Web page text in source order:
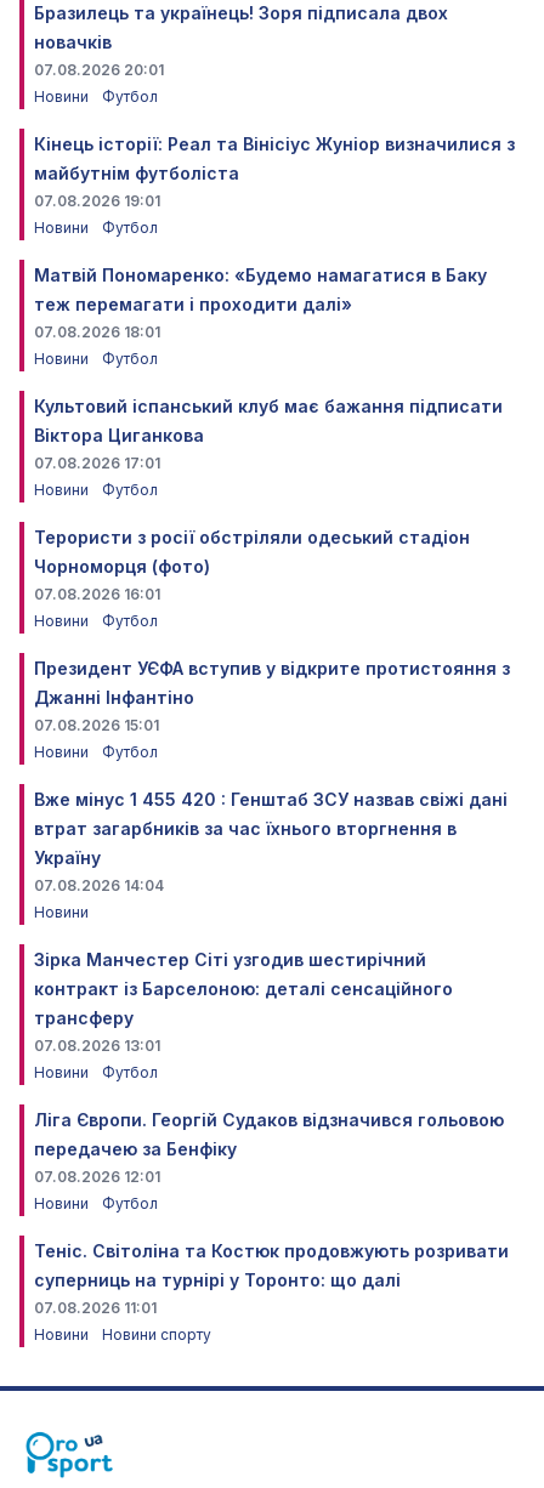
Бразилець та українець! Зоря підписала двох
новачків
07.08.2026 20:01
Новини
Футбол
Кінець історії: Реал та Вінісіус Жуніор визначилися з
майбутнім футболіста
07.08.2026 19:01
Новини
Футбол
Матвій Пономаренко: «Будемо намагатися в Баку
теж перемагати і проходити далі»
07.08.2026 18:01
Новини
Футбол
Культовий іспанський клуб має бажання підписати
Віктора Циганкова
07.08.2026 17:01
Новини
Футбол
Терористи з росії обстріляли одеський стадіон
Чорноморця (фото)
07.08.2026 16:01
Новини
Футбол
Президент УЄФА вступив у відкрите протистояння з
Джанні Інфантіно
07.08.2026 15:01
Новини
Футбол
Вже мінус 1 455 420 : Генштаб ЗСУ назвав свіжі дані
втрат загарбників за час їхнього вторгнення в
Україну
07.08.2026 14:04
Новини
Зірка Манчестер Сіті узгодив шестирічний
контракт із Барселоною: деталі сенсаційного
трансферу
07.08.2026 13:01
Новини
Футбол
Ліга Європи. Георгій Судаков відзначився гольовою
передачею за Бенфіку
07.08.2026 12:01
Новини
Футбол
Теніс. Світоліна та Костюк продовжують розривати
суперниць на турнірі у Торонто: що далі
07.08.2026 11:01
Новини
Новини спорту